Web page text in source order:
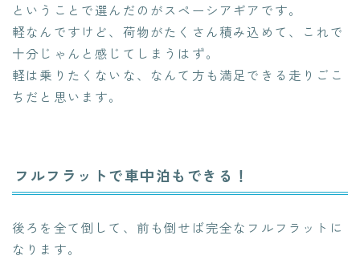
ということで選んだのがスペーシアギアです。
軽なんですけど、荷物がたくさん積み込めて、これで
十分じゃんと感じてしまうはず。
軽は乗りたくないな、なんて方も満足できる走りごこ
ちだと思います。
フルフラットで車中泊もできる！
後ろを全て倒して、前も倒せば完全なフルフラットに
なります。